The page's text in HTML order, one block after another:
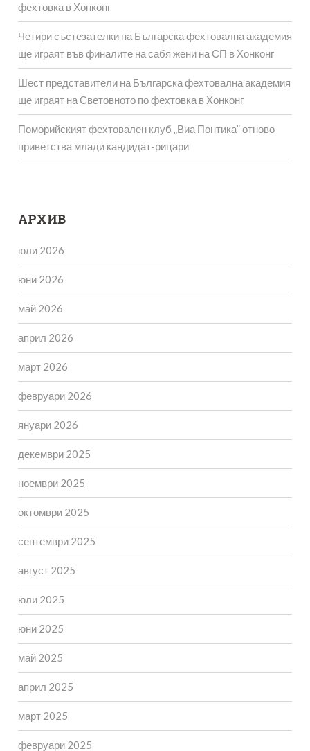
фехтовка в Хонконг
Четири състезателки на Българска фехтовална академия
ще играят във финалите на сабя жени на СП в Хонконг
Шест представители на Българска фехтовална академия
ще играят на Световното по фехтовка в Хонконг
Поморийският фехтовален клуб „Виа Понтика” отново
приветства млади кандидат-рицари
АРХИВ
юли 2026
юни 2026
май 2026
април 2026
март 2026
февруари 2026
януари 2026
декември 2025
ноември 2025
октомври 2025
септември 2025
август 2025
юли 2025
юни 2025
май 2025
април 2025
март 2025
февруари 2025